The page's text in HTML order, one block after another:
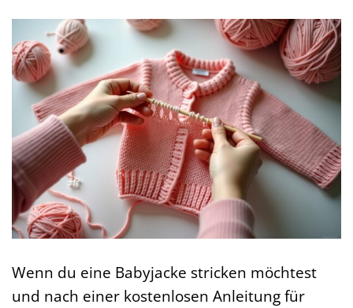
Wenn du eine Babyjacke stricken möchtest
und nach einer kostenlosen Anleitung für